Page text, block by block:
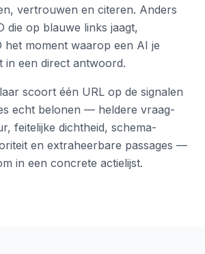
vertrouwen en citeren. Anders
die op blauwe links jaagt,
het moment waarop een AI je
in een direct antwoord.
scoort één URL op de signalen
echt belonen — heldere vraag-
feitelijke dichtheid, schema-
en extraheerbare passages —
in een concrete actielijst.